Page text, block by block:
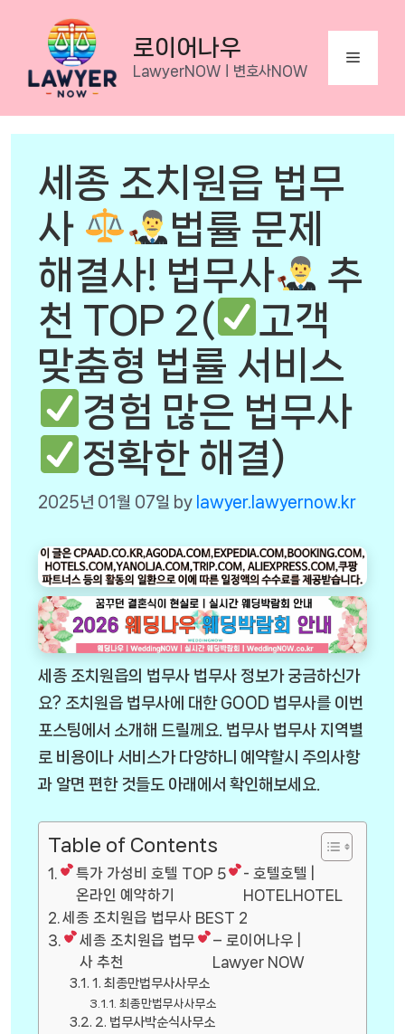
content
로이어나우
LawyerNOWㅣ변호사NOW
Menu
세종 조치원읍 법무
사
법률 문제
해결사! 법무사
추
천 TOP 2(
고객
맞춤형 법률 서비스
경험 많은 법무사
정확한 해결)
2025년 01월 07일 by lawyer.lawyernow.kr
세종 조치원읍의 법무사 법무사 정보가 궁금하신가
요? 조치원읍 법무사에 대한 GOOD 법무사를 이번
포스팅에서 소개해 드릴께요. 법무사 법무사 지역별
로 비용이나 서비스가 다양하니 예약할시 주의사항
과 알면 편한 것들도 아래에서 확인해보세요.
Table of Contents
특가 가성비 호텔 TOP 5
온라인 예약하기
- 호텔호텔 |
HOTELHOTEL
세종 조치원읍 법무사 BEST 2
세종 조치원읍 법무
사 추천
– 로이어나우 |
Lawyer NOW
1. 최종만법무사사무소
최종만법무사사무소
2. 법무사박순식사무소